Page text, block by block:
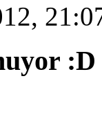
:D